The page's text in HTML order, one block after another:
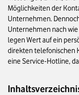
Möglichkeiten der
Unternehmen.
Unternehmen nach
legen Wert auf ein
direkten telefonischen
eine Service-Hotline,